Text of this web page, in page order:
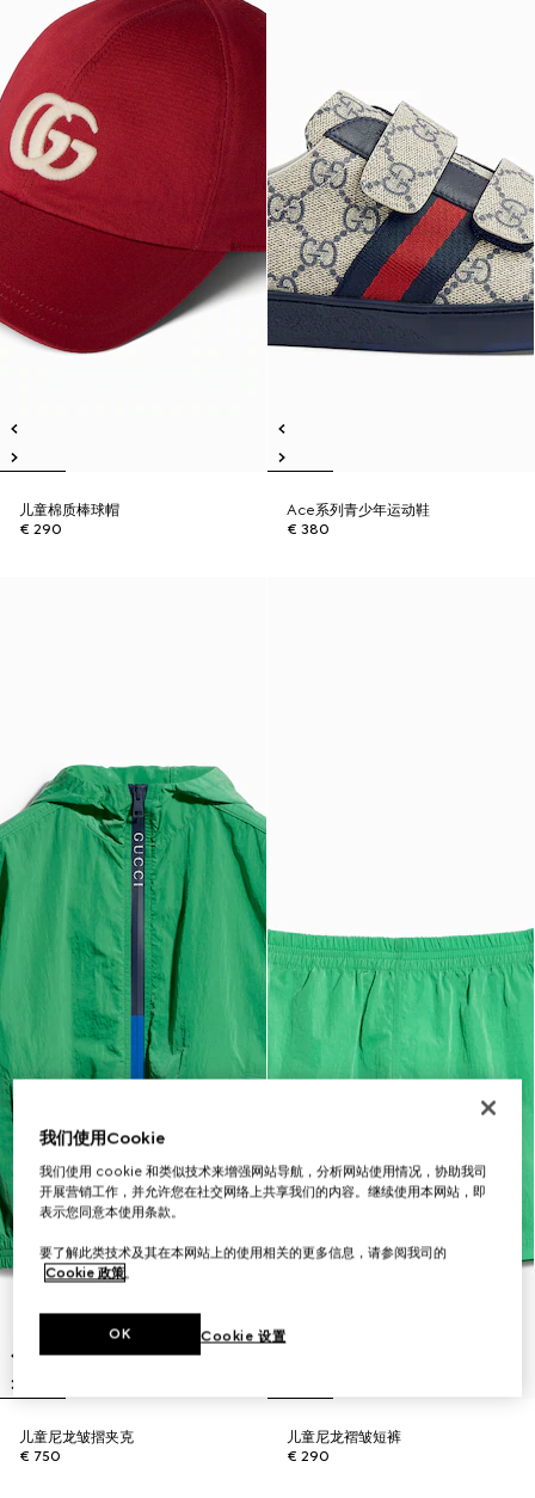
儿童棉质棒球帽
€ 290
Ace系列青少年运动鞋
€ 380
儿童尼龙皱摺夹克
€ 750
儿童尼龙褶皱短裤
€ 290
我们使用Cookie
我们使用 cookie 和类似技术来增强网站导航，分析网站使用情况，协助我司
开展营销工作，并允许您在社交网络上共享我们的内容。继续使用本网站，即
表示您同意本使用条款。
要了解此类技术及其在本网站上的使用相关的更多信息，请参阅我司的
Cookie 政策。
Cookie 设置
OK